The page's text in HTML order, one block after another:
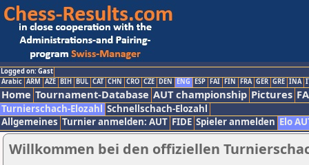
Logged on: Gast
Arabic ARM AZE BIH BUL CAT CHN CRO CZE DEN ENG ESP FAI FIN FRA GER GRE INA
Home Tournament-Database AUT championship Pictures
Turnierschach-Elozahl Schnellschach-Elozahl
Allgemeines Turnier anmelden: AUT FIDE Spieler anmelden Elo
Willkommen bei den offiziellen